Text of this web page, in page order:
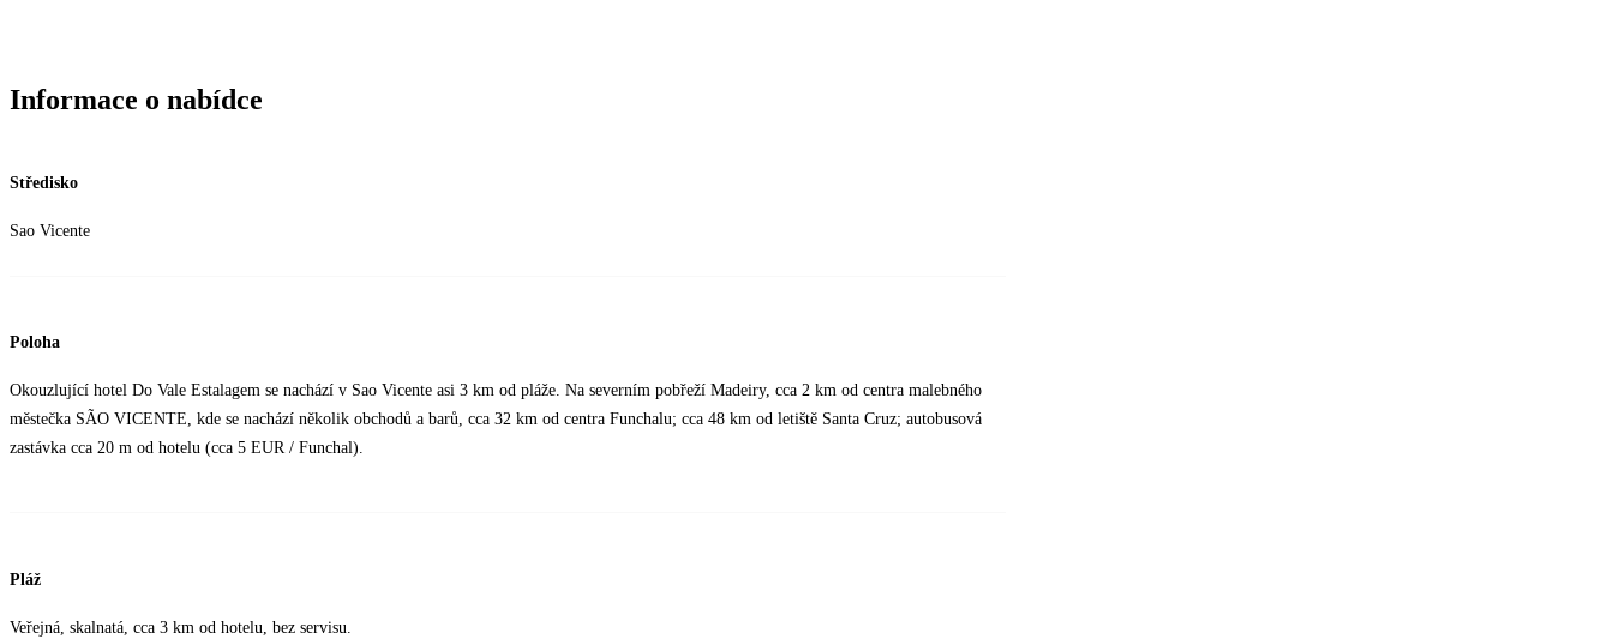
Informace o nabídce
Středisko
Sao Vicente
Poloha
Okouzlující hotel Do Vale Estalagem se nachází v Sao Vicente asi 3 km od pláže. Na severním pobřeží Madeiry, cca 2 km od centra malebného
městečka SÃO VICENTE, kde se nachází několik obchodů a barů, cca 32 km od centra Funchalu; cca 48 km od letiště Santa Cruz; autobusová
zastávka cca 20 m od hotelu (cca 5 EUR / Funchal).
Pláž
Veřejná, skalnatá, cca 3 km od hotelu, bez servisu.